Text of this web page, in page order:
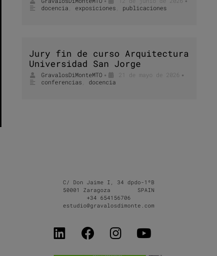
docencia exposiciones publicaciones
Jury fin de curso Arquitectura
Universidad San Jorge
GravalosDiMonteMTO • 21 de mayo de 2026 •
conferencias docencia
C/ Don Jaime I, 34 dpdo-1ºB
50001 Zaragoza SPAIN
+34 654156706
estudio@gravalosdimonte.com